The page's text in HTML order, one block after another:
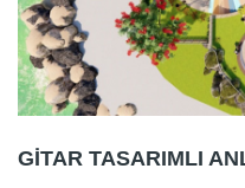
GİTAR TASARIMLI